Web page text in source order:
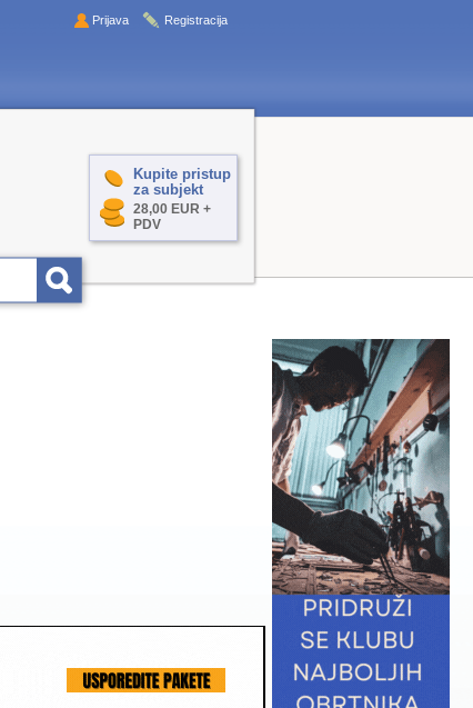
Prijava Registracija
Kupite pristup
za subjekt
28,00 EUR +
PDV